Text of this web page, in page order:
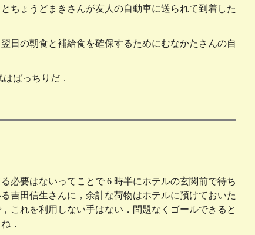
ちょうどまきさんが友人の自動車に送られて到着した
日の朝食と補給食を確保するためにむなかたさんの自
ばっちりだ．
必要はないってことで 6 時半にホテルの玄関前で待ち
吉田信生さんに，余計な荷物はホテルに預けておいた
これを利用しない手はない．問題なくゴールできると
．